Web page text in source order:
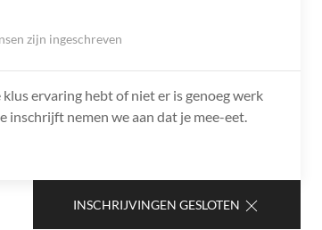
zijn ingeschreven
ervaring hebt of niet er is genoeg werk
inschrijft nemen we aan dat je mee-eet.
INSCHRIJVINGEN GESLOTEN